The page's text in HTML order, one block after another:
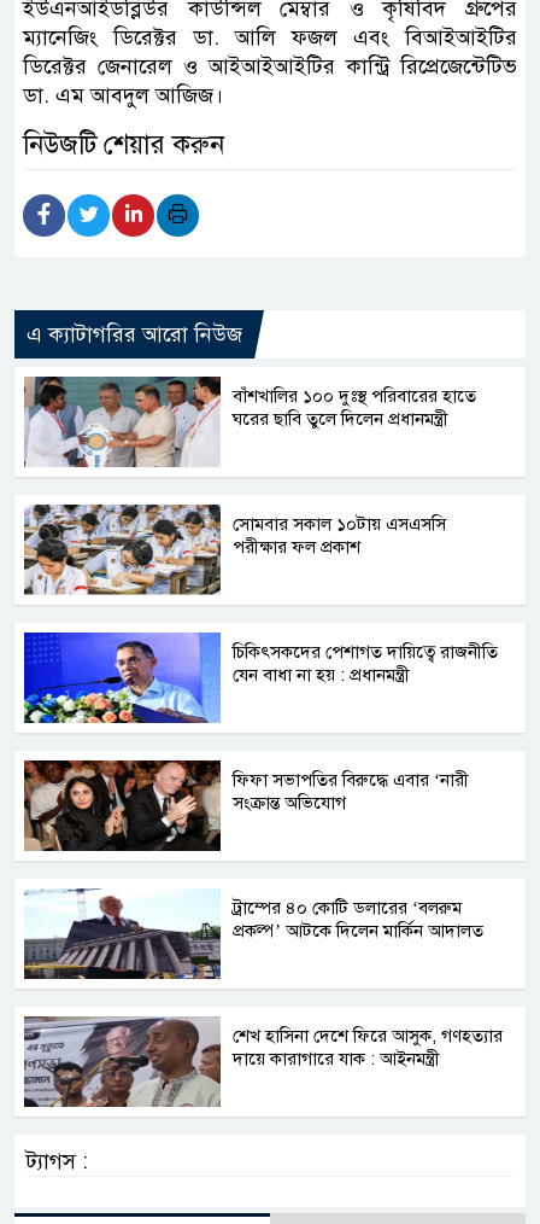
ইউএনআইডব্লিউর কাউন্সিল মেম্বার ও কৃষিবিদ গ্রুপের
ম্যানেজিং ডিরেক্টর ডা. আলি ফজল এবং বিআইআইটির
ডিরেক্টর জেনারেল ও আইআইআইটির কান্ট্রি রিপ্রেজেন্টেটিভ
ডা. এম আবদুল আজিজ।
নিউজটি শেয়ার করুন
এ ক্যাটাগরির আরো নিউজ
বাঁশখালির ১০০ দুঃস্থ পরিবারের হাতে
ঘরের ছাবি তুলে দিলেন প্রধানমন্ত্রী
সোমবার সকাল ১০টায় এসএসসি
পরীক্ষার ফল প্রকাশ
চিকিৎসকদের পেশাগত দায়িত্বে রাজনীতি
যেন বাধা না হয় : প্রধানমন্ত্রী
ফিফা সভাপতির বিরুদ্ধে এবার ‘নারী
সংক্রান্ত অভিযোগ
ট্রাম্পের ৪০ কোটি ডলারের ‘বলরুম
প্রকল্প’ আটকে দিলেন মার্কিন আদালত
শেখ হাসিনা দেশে ফিরে আসুক, গণহত্যার
দায়ে কারাগারে যাক : আইনমন্ত্রী
ট্যাগস :